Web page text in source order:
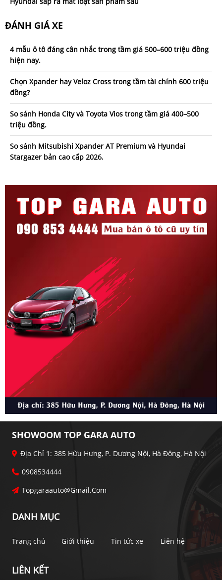
ĐÁNH GIÁ XE
4 mẫu ô tô đáng cân nhắc trong tầm giá 500–600 triệu đồng
hiện nay.
Chọn Xpander hay Veloz Cross trong tầm tài chính 600 triệu
đồng?
So sánh Honda City và Toyota Vios trong tầm giá 400–500
triệu đồng.
So sánh Mitsubishi Xpander AT Premium và Hyundai
Stargazer bản cao cấp 2026.
SHOWOOM TOP GARA AUTO
Địa Chỉ 1: 385 Hữu Hưng, P. Dương Nội, Hà Đông, Hà Nội
0908534444
Topgaraauto@gmail.com
DANH MỤC
Trang chủ Giới thiệu Tin tức xe Liên hệ
LIÊN KẾT